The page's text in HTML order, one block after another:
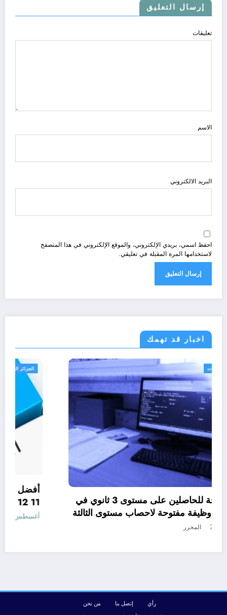
إرسال التعليق
تعليقات
الاسم
البريد الالكتروني
احفظ اسمي، بريدي الإلكتروني، والموقع الإلكتروني في هذا المتصفح
لاستخدامها المرة المقبلة في تعليقي.
اخبار قد تهمك
الجزائر الحدث
وظائف مفتوحة للحاصلين على مستوى 3 ثانوي في
الجزائر .. 15 وظيفة مفتوحة لاحصاب مستوى الثالثة
ثانوي في الجزائر
أغسطس 7, 2026
رأي إتصل بنا
من نحن